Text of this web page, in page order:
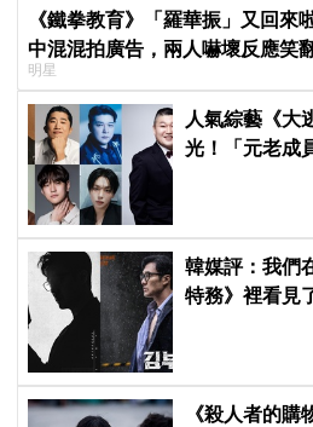
《鐵拳教育》「羅華振」又回來
中混混拍廣告，兩人嚇壞反應笑
明星
人氣綜藝《大
光！「元老成
韓媒評：我們
特務》裡看見
《殺人者的